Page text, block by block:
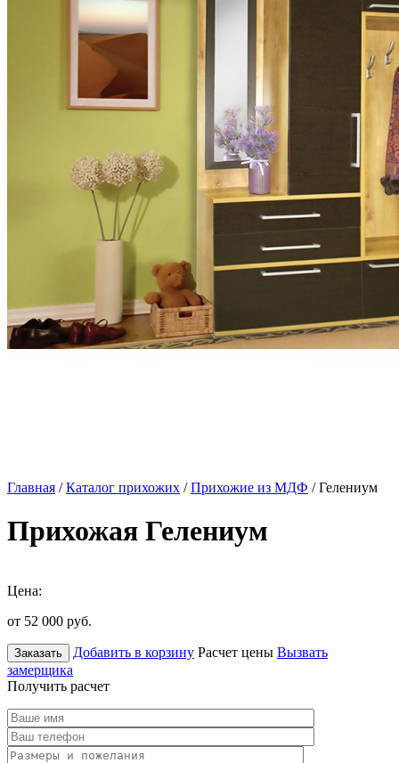
Главная /Каталог прихожих /Прихожие из МДФ / Гелениум
Прихожая Гелениум
Цена:
от 52 000 руб.
Заказать Добавить в корзину Расчет цены Вызвать
замерщика
Получить расчет